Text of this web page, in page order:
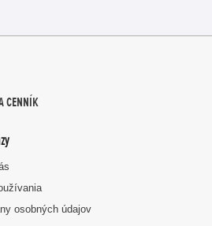
CENNÍK
osobných údajov